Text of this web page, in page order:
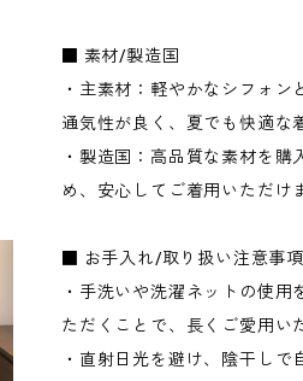
■ 素材/製造国
・主素材：軽やかなシフォン
通気性が良く、夏でも快適な
・製造国：高品質な素材を
め、安心してご着用いただけ
■ お手入れ/取り扱い注意事項
・手洗いや洗濯ネットの使
ただくことで、長くご愛用い
・直射日光を避け、陰干し